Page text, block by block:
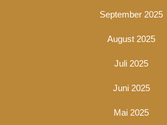
September 2025
August 2025
Juli 2025
Juni 2025
Mai 2025